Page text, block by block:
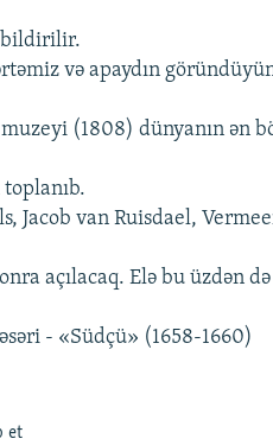
bildirilir.
və apaydın
(1808) dünyanın ən
toplanıb.
Jacob van Ruisdael,
açılacaq. Elə bu üzdən də
- «Südçü» (1658-1660)
et